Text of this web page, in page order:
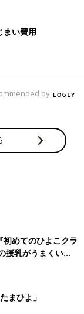
まい費用
by
めてのひよこクラ
授乳がうまくい
トラブル 解決テ
まひよ」